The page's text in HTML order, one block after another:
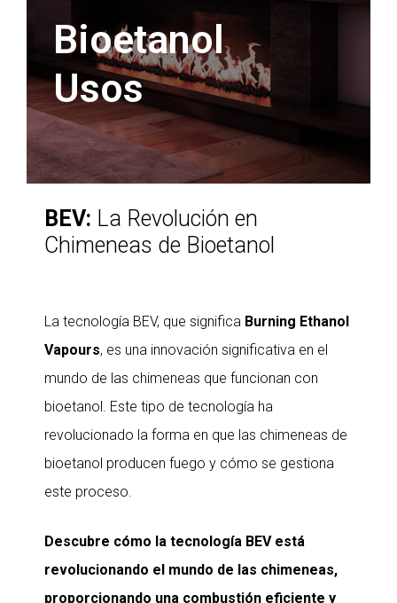
Bioetanol
Usos
BEV: La Revolución en
Chimeneas de Bioetanol
La tecnología BEV, que significa Burning Ethanol
Vapours, es una innovación significativa en el
mundo de las chimeneas que funcionan con
bioetanol. Este tipo de tecnología ha
revolucionado la forma en que las chimeneas de
bioetanol producen fuego y cómo se gestiona
este proceso.
Descubre cómo la tecnología BEV está
revolucionando el mundo de las chimeneas,
proporcionando una combustión eficiente y